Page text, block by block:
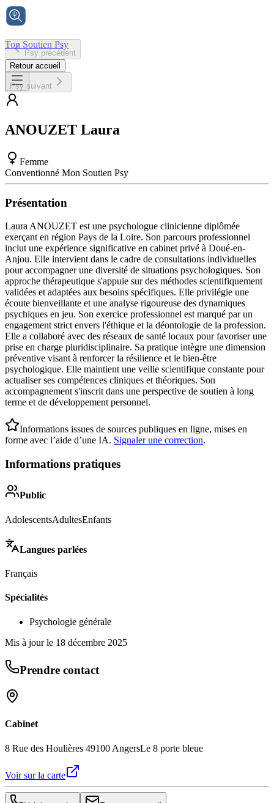
Ton Soutien Psy
Accueil
Psy précédent
Retour accueil
Psy suivant
ANOUZET Laura
Femme
Conventionné Mon Soutien Psy
Présentation
Laura ANOUZET est une psychologue clinicienne diplômée
exerçant en région Pays de la Loire. Son parcours professionnel
inclut une expérience significative en cabinet privé à Doué-en-
Anjou. Elle intervient dans le cadre de consultations individuelles
pour accompagner une diversité de situations psychologiques. Son
approche thérapeutique s'appuie sur des méthodes scientifiquement
validées et adaptées aux besoins spécifiques. Elle privilégie une
écoute bienveillante et une analyse rigoureuse des dynamiques
psychiques en jeu. Son exercice professionnel est marqué par un
engagement strict envers l'éthique et la déontologie de la profession.
Elle a collaboré avec des réseaux de santé locaux pour favoriser une
prise en charge pluridisciplinaire. Sa pratique intègre une dimension
préventive visant à renforcer la résilience et le bien-être
psychologique. Elle maintient une veille scientifique constante pour
actualiser ses compétences cliniques et théoriques. Son
accompagnement s'inscrit dans une perspective de soutien à long
terme et de développement personnel.
Informations issues de sources publiques en ligne, mises en
forme avec l’aide d’une IA. Signaler une correction.
Informations pratiques
Public
AdolescentsAdultesEnfants
Langues parlées
Français
Spécialités
Psychologie générale
Mis à jour le 18 décembre 2025
Prendre contact
Cabinet
8 Rue des Houlières 49100 AngersLe 8 porte bleue
Voir sur la carte